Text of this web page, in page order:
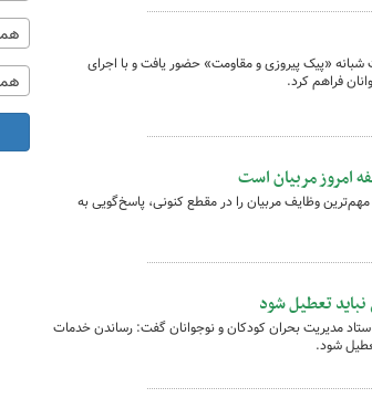
شبانه «پیک پیروزی و مقاومت» حضور یافت و با اجرای
فراهم کرد.
امروز مربیان است
وظایف مربیان را در مقطع کنونی، پاسخ‌گویی به
تعطیل شود
مدیریت بحران کودکان و نوجوانان گفت: رساندن خدمات
شود.